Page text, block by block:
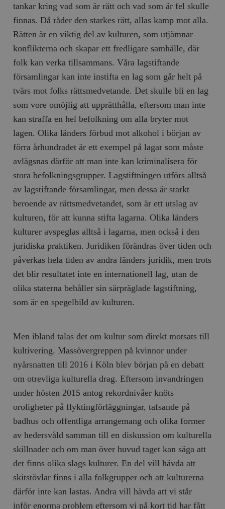
tankar kring vad som är rätt och vad som är fel skulle
finnas. Då råder den starkes rätt, allas kamp mot alla.
Rätten är en viktig del av kulturen, som utjämnar
konflikterna och skapar ett fredligare samhälle, där
folk kan verka tillsammans. Våra lagstiftande
församlingar kan inte instifta en lag som går helt på
tvärs mot folks rättsmedvetande. Det skulle bli en lag
som vore omöjlig att upprätthålla, eftersom man inte
kan straffa en hel befolkning om alla bryter mot
lagen. Olika länders förbud mot alkohol i början av
förra århundradet är ett exempel på lagar som måste
avlägsnas därför att man inte kan kriminalisera för
stora befolkningsgrupper. Lagstiftningen utförs alltså
av lagstiftande församlingar, men dessa är starkt
beroende av rättsmedvetandet, som är ett utslag av
kulturen, för att kunna stifta lagarna. Olika länders
kulturer avspeglas alltså i lagarna, men också i den
juridiska praktiken. Juridiken förändras över tiden och
påverkas hela tiden av andra länders juridik, men trots
det blir resultatet inte en internationell lag, utan de
olika staterna behåller sin särpräglade lagstiftning,
som är en spegelbild av kulturen.
Men ibland talas det om kultur som direkt motsats till
kultivering. Massövergreppen på kvinnor under
nyårsnatten till 2016 i Köln blev början på en debatt
om otrevliga kulturella drag. Eftersom invandringen
under hösten 2015 antog rekordnivåer knöts
oroligheter på flyktingförläggningar, tafsande på
badhus och offentliga arrangemang och olika former
av hedersvåld samman till en diskussion om kulturella
skillnader och om man över huvud taget kan säga att
det finns olika slags kulturer. En del vill hävda att
skitstövlar finns i alla folkgrupper och att kulturerna
därför inte kan lastas. Andra vill hävda att vi står
inför enorma problem eftersom vi på kort tid har fått